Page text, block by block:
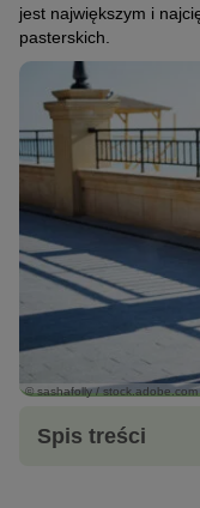
jest największym i
pasterskich.
© sashafolly / stock.adobe.com
Spis treści